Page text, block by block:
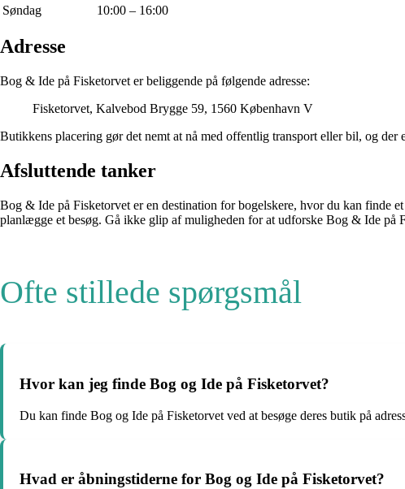
Søndag
10:00 – 16:00
Adresse
Bog & Ide på Fisketorvet er beliggende på følgende adresse:
Fisketorvet, Kalvebod Brygge 59, 1560 København V
Butikkens placering gør det nemt at nå med offentlig transport eller bil, og der
Afsluttende tanker
Bog & Ide på Fisketorvet er en destination for bogelskere, hvor du kan finde
planlægge et besøg. Gå ikke glip af muligheden for at udforske Bog & Ide på
Ofte stillede spørgsmål
Hvor kan jeg finde Bog og Ide på Fisketorvet?
Du kan finde Bog og Ide på Fisketorvet ved at besøge deres butik på
Hvad er åbningstiderne for Bog og Ide på Fisketorvet?